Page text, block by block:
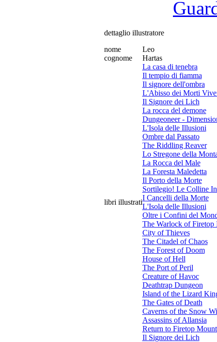
dettaglio illustratore
nome
Leo
cognome
Hartas
libri illustrati
La casa di tenebra
Il tempio di fiamma
Il signore dell'ombra
L'Abisso dei Morti
Il Signore dei Lich
La rocca del demone
Dungeoneer -
L'Isola delle Illusioni
Ombre dal Passato
The Riddling Reaver
Lo Stregone della
La Rocca del Male
La Foresta Maledetta
Il Porto della Morte
Sortilegio! Le Colline
I Cancelli della Morte
L'Isola delle Illusioni
Oltre i Confini del
The Warlock of Firetop
City of Thieves
The Citadel of Chaos
The Forest of Doom
House of Hell
The Port of Peril
Creature of Havoc
Deathtrap Dungeon
Island of the Lizard
The Gates of Death
Caverns of the Snow
Assassins of Allansia
Return to Firetop
Il Signore dei Lich